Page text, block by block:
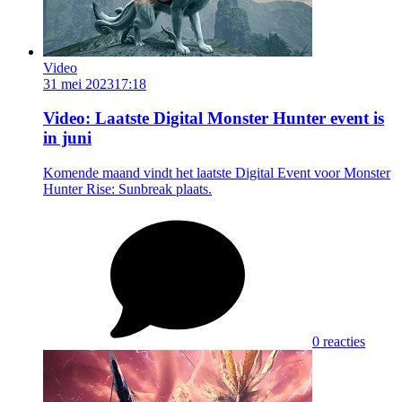
Video
31 mei 202317:18
Video: Laatste Digital Monster Hunter event is
in juni
Komende maand vindt het laatste Digital Event voor Monster
Hunter Rise: Sunbreak plaats.
0 reacties